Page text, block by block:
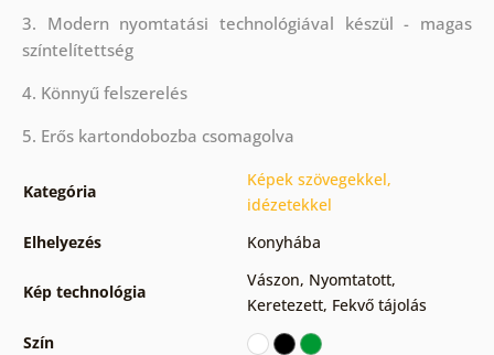
3. Modern nyomtatási technológiával készül - magas
színtelítettség
4. Könnyű felszerelés
5. Erős kartondobozba csomagolva
Kategória
Képek szövegekkel,
idézetekkel
Elhelyezés
Konyhába
Kép technológia
Vászon, Nyomtatott,
Keretezett, Fekvő tájolás
Szín